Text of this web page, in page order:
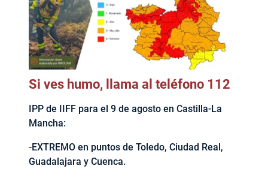
Si ves humo, llama al teléfono 112
IPP de IIFF para el 9 de agosto en Castilla-La
Mancha:
-EXTREMO en puntos de Toledo, Ciudad Real,
Guadalajara y Cuenca.